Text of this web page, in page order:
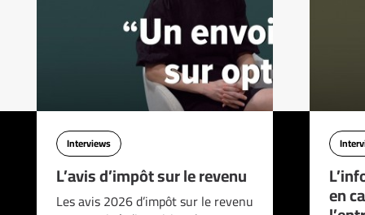
Interviews
L’avis d’impôt sur le revenu
Les avis 2026 d’impôt sur le revenu en